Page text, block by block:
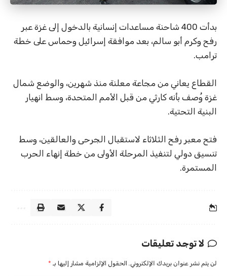
بدأت 400 شاحنة مساعدات إنسانية بالدخول إلى غزة عبر
رفح وكرم أبو سالم، بعد موافقة إسرائيل وحماس على خطة
ترامب.
القطاع يعاني من مجاعة معلنة منذ شهرين، والوضع شمال
غزة وُصف بأنه كارثي من قبل الأمم المتحدة، وسط انهيار
البنية التحتية.
فتح معبر رفح الثلاثاء لاستقبال الجرحى والعالقين، وسط
تنسيق دولي لتنفيذ المرحلة الأولى من خطة إنهاء الحرب
المستمرة.
لا توجد تعليقات
لن يتم نشر عنوان بريدك الإلكتروني. الحقول الإلزامية مشار إليها بـ *